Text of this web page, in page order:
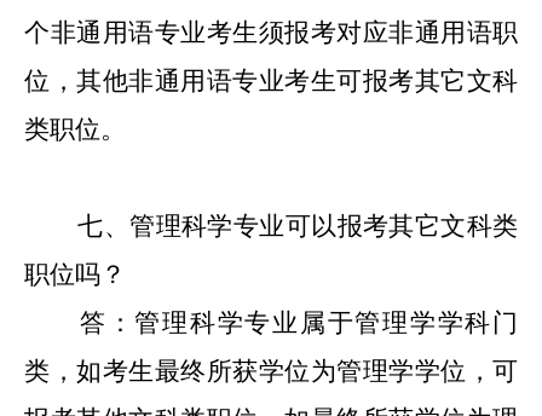
个非通用语专业考生须报考对应非通用语职
位，其他非通用语专业考生可报考其它文科
类职位。
七、管理科学专业可以报考其它文科类
职位吗？
答：管理科学专业属于管理学学科门
类，如考生最终所获学位为管理学学位，可